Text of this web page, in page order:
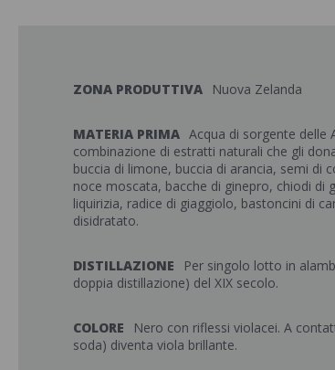
ZONA PRODUTTIVA Nuova Zelanda
MATERIA PRIMA Acqua di sorgente delle
combinazione di estratti naturali che gli
buccia di limone, buccia di arancia, semi di
noce moscata, bacche di ginepro, chiodi di
liquirizia, radice di giaggiolo, bastoncini di
disidratato.
DISTILLAZIONE
Per singolo lotto in
doppia distillazione) del XIX secolo.
COLORE
Nero con riflessi violacei. A
soda) diventa viola brillante.